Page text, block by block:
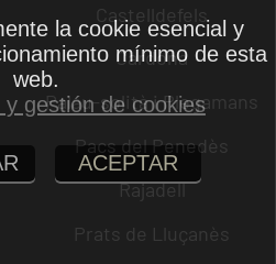
Castelldefels
Cardona
Palau-solità i Plegamans
Pacs del Penedès
Rajadell
Prats de Lluçanès
la cookie esencial y
mínimo de esta
web.
gestión de cookies
ACEPTAR